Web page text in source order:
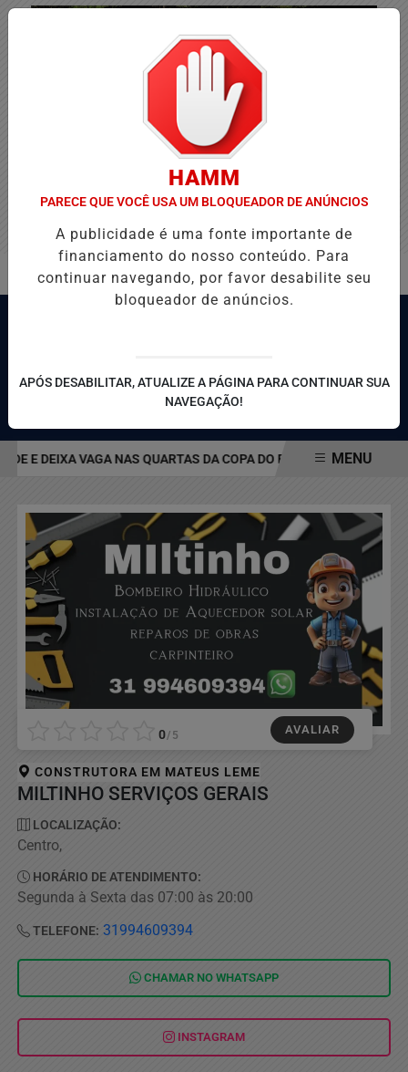
E DEIXA VAGA NAS QUARTAS DA COPA DO BRASIL EM ABERTO
MENU
0/5 AVALIAR
CONSTRUTORA EM MATEUS LEME
MILTINHO SERVIÇOS GERAIS
LOCALIZAÇÃO:
Centro,
HORÁRIO DE ATENDIMENTO:
Segunda à Sexta das 07:00 às 20:00
TELEFONE: 31994609394
CHAMAR NO WHATSAPP
INSTAGRAM
HAMM
PARECE QUE VOCÊ USA UM BLOQUEADOR DE ANÚNCIOS
A publicidade é uma fonte importante de
financiamento do nosso conteúdo. Para
continuar navegando, por favor desabilite seu
bloqueador de anúncios.
APÓS DESABILITAR, ATUALIZE A PÁGINA PARA CONTINUAR SUA
NAVEGAÇÃO!